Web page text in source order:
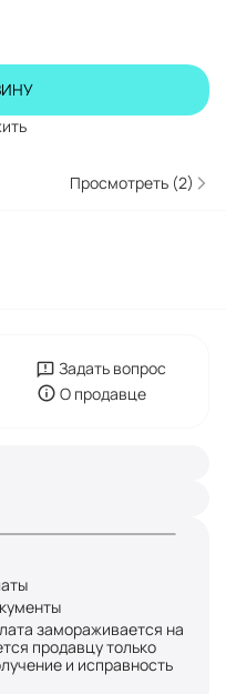
Просмотреть (2)
Задать вопрос
О продавце
замораживается на
продавцу только
и исправность